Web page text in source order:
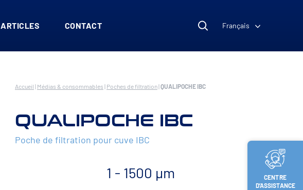
CENTRE
D’ASSISTANCE
ARTICLES CONTACT Français
Accueil | Médias & consommables | Poches de filtration|QUALIPOCHE IBC
QUALIPOCHE IBC
Poche de filtration pour cuve IBC
1 - 1500 µm